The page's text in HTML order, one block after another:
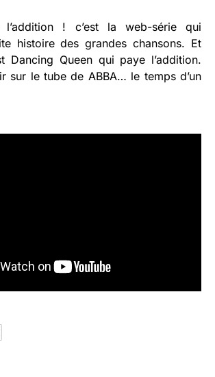
l’addition ! c’est la web-série qui
histoire des grandes chansons. Et
Dancing Queen qui paye l’addition.
sur le tube de ABBA… le temps d’un